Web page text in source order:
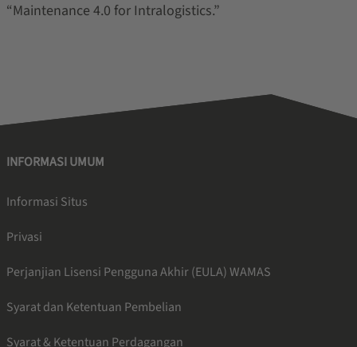
“Maintenance 4.0 for Intralogistics.”
INFORMASI UMUM
Informasi Situs
Privasi
Perjanjian Lisensi Pengguna Akhir (EULA) WAMAS
Syarat dan Ketentuan Pembelian
Syarat & Ketentuan Perdagangan